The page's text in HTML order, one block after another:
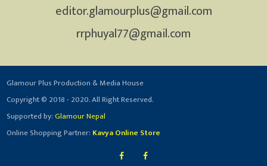
editor.glamourplus@gmail.com
rrphuyal77@gmail.com
Glamour Plus Production & Media House
Copyright © 2018 - 2020. All Right Reserved.
Supported by:Glamour Nepal
Online Shopping Partner: Kavya Online Store